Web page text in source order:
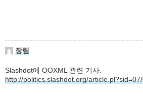
장림
Slashdot에 OOXML 관련 기사.
http://politics.slashdot.org/